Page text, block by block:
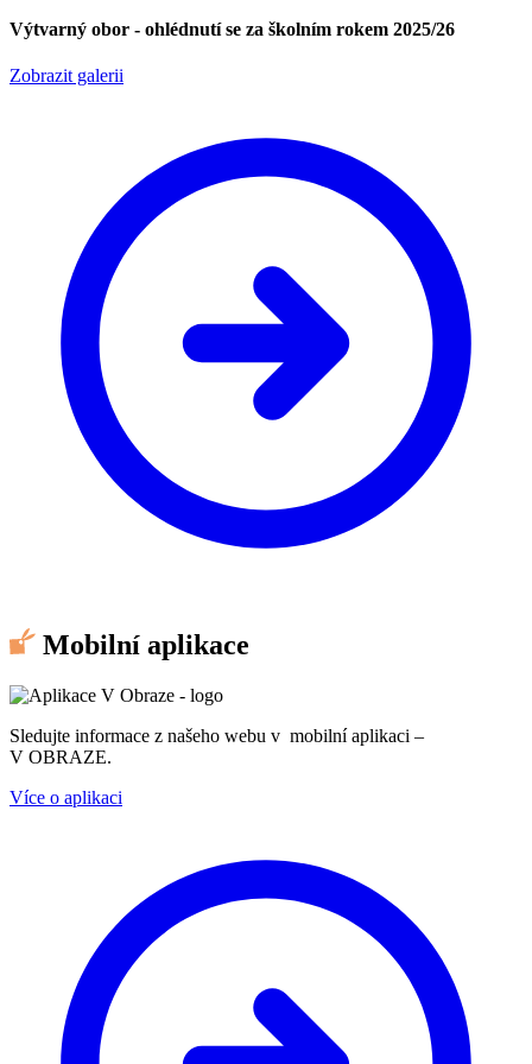
Výtvarný obor - ohlédnutí se za školním rokem 2025/26
Zobrazit galerii
Mobilní aplikace
Sledujte informace z našeho webu v mobilní aplikaci –
V OBRAZE.
Více o aplikaci